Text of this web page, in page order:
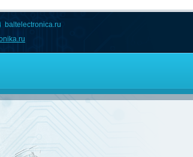
baltelectronica.ru